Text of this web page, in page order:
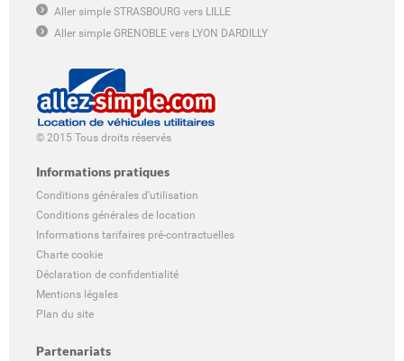
Aller simple STRASBOURG vers LILLE
Aller simple GRENOBLE vers LYON DARDILLY
© 2015 Tous droits réservés
Informations pratiques
Conditions générales d'utilisation
Conditions générales de location
Informations tarifaires pré-contractuelles
Charte cookie
Déclaration de confidentialité
Mentions légales
Plan du site
Partenariats